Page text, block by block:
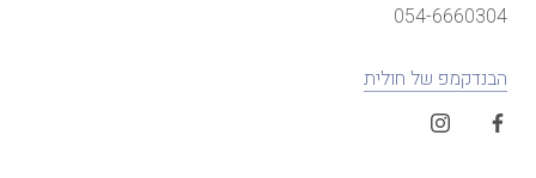
054-6660304
הבנדקמפ של חולית